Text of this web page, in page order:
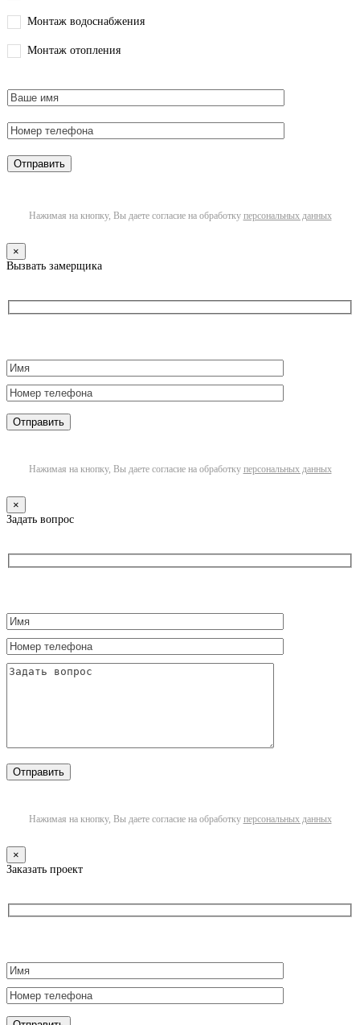
Монтаж водоснабжения
Монтаж отопления
Нажимая на кнопку, Вы даете согласие на обработку персональных данных
×
Вызвать замерщика
Нажимая на кнопку, Вы даете согласие на обработку персональных данных
×
Задать вопрос
Нажимая на кнопку, Вы даете согласие на обработку персональных данных
×
Заказать проект